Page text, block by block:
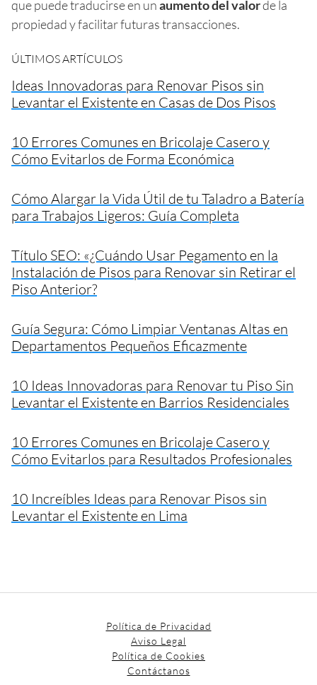
que puede traducirse en unaumento del valorde la
propiedad y facilitar futuras transacciones.
ÚLTIMOS ARTÍCULOS
Ideas Innovadoras para Renovar Pisos sin
Levantar el Existente en Casas de Dos Pisos
10 Errores Comunes en Bricolaje Casero y
Cómo Evitarlos de Forma Económica
Cómo Alargar la Vida Útil de tu Taladro a Batería
para Trabajos Ligeros: Guía Completa
Título SEO: «¿Cuándo Usar Pegamento en la
Instalación de Pisos para Renovar sin Retirar el
Piso Anterior?
Guía Segura: Cómo Limpiar Ventanas Altas en
Departamentos Pequeños Eficazmente
10 Ideas Innovadoras para Renovar tu Piso Sin
Levantar el Existente en Barrios Residenciales
10 Errores Comunes en Bricolaje Casero y
Cómo Evitarlos para Resultados Profesionales
10 Increíbles Ideas para Renovar Pisos sin
Levantar el Existente en Lima
Política de Privacidad
Aviso Legal
Política de Cookies
Contáctanos